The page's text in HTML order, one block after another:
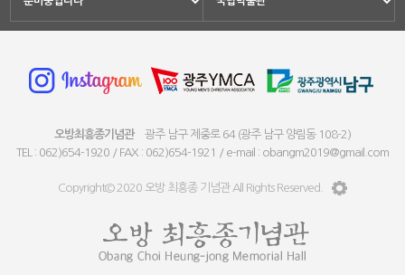
오방최흥종기념관광주 남구 제중로 64 (광주 남구 양림동 108-2)
TEL : 062)654-1920 / FAX : 062)654-1921 / e-mail : obangm2019@gmail.com
Copyright© 2020 오방 최흥종 기념관 All Rights Reserved.